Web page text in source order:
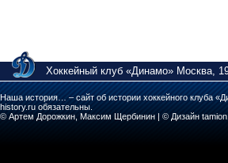
Хоккейный клуб «Динамо» Москва,
Наша история… – сайт об истории хоккейного клуба
history.ru обязательны.
© Артем Дорожкин, Максим Щербинин | © Дизайн